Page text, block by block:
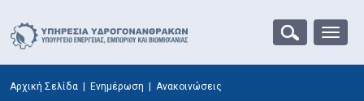
Αρχική Σελίδα Ενημέρωση Ανακοινώσεις